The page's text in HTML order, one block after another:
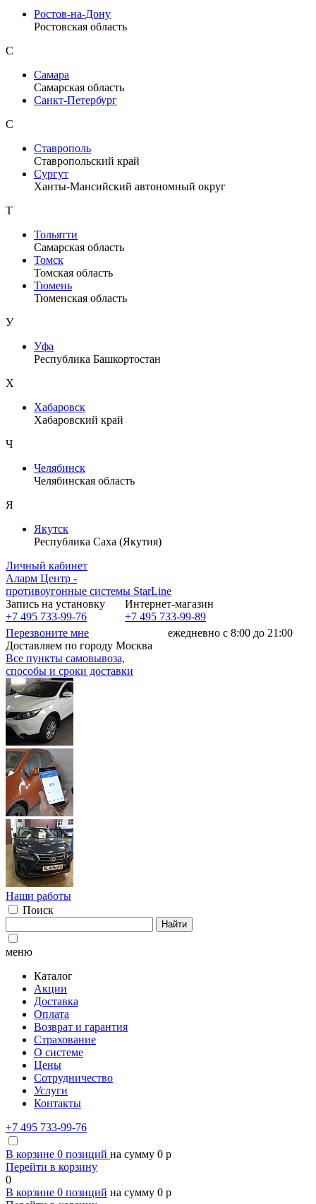
Ростов-на-Дону
Ростовская область
С
Самара
Самарская область
Санкт-Петербург
С
Ставрополь
Ставропольский край
Сургут
Ханты-Мансийский автономный округ
Т
Тольятти
Самарская область
Томск
Томская область
Тюмень
Тюменская область
У
Уфа
Республика Башкортостан
Х
Хабаровск
Хабаровский край
Ч
Челябинск
Челябинская область
Я
Якутск
Республика Саха (Якутия)
Личный кабинет
Аларм Центр -
противоугонные системы StarLine
Запись на установку
+7 495 733-99-76
Интернет-магазин
+7 495 733-99-89
Перезвоните мне
ежедневно с 8:00 до 21:00
Доставляем по городу Москва
Все пункты самовывоза,
способы и сроки доставки
Наши работы
Поиск
Найти
меню
Каталог
Акции
Доставка
Оплата
Возврат и гарантия
Страхование
О системе
Цены
Сотрудничество
Услуги
Контакты
+7 495 733-99-76
В корзине 0 позиций на сумму 0 p
Перейти в корзину
0
В корзине 0 позиций на сумму 0 p